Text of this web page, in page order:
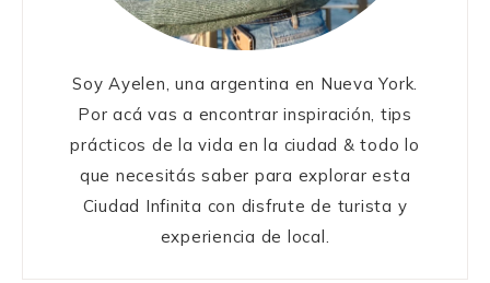
Soy Ayelen, una argentina en Nueva York.
Por acá vas a encontrar inspiración, tips
prácticos de la vida en la ciudad & todo lo
que necesitás saber para explorar esta
Ciudad Infinita con disfrute de turista y
experiencia de local.